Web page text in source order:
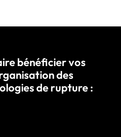
bénéficier vos
des
de rupture :